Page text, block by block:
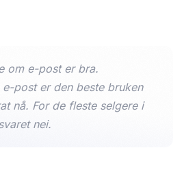
om e-post er bra.
post er den beste bruken
nå. For de fleste selgere i
nei.